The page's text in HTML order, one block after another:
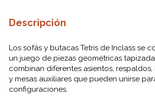
Descripción
Los sofás y butacas Tetris de Inclass se
un juego de piezas geométricas
combinan diferentes asientos,
y mesas auxiliares que pueden unirse
configuraciones.